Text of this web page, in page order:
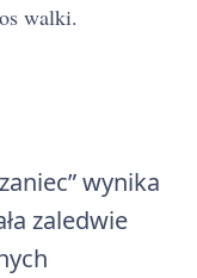
walki.
wynika
zaledwie